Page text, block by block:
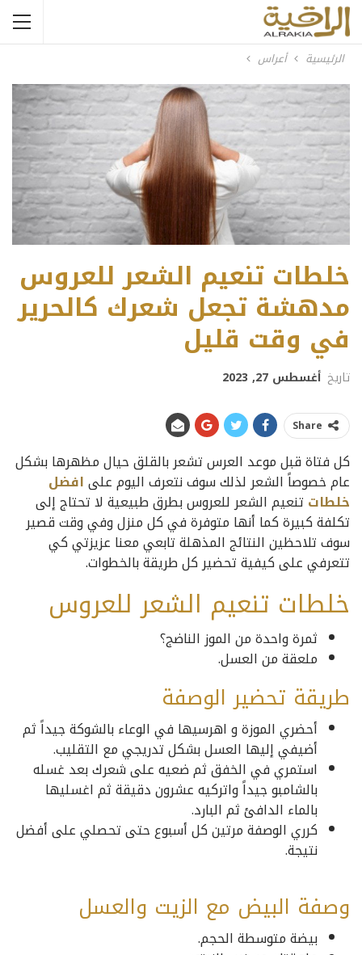
الرئيسية أعراس
خلطات تنعيم الشعر للعروس
مدهشة تجعل شعرك كالحرير
في وقت قليل
تاريخ أغسطس 27, 2023
Share
كل فتاة قبل موعد العرس تشعر بالقلق حيال مظهرها بشكل
عام خصوصاً الشعر لذلك سوف نتعرف اليوم علىافضل
خلطات تنعيم الشعر للعروس بطرق طبيعية لا تحتاج إلى
تكلفة كبيرة كما أنها متوفرة في كل منزل وفي وقت قصير
سوف تلاحظين النتائج المذهلة تابعي معنا عزيزتي كي
تتعرفي على كيفية تحضير كل طريقة بالخطوات.
خلطات تنعيم الشعر للعروس
ثمرة واحدة من الموز الناضج؟
ملعقة من العسل.
طريقة تحضير الوصفة
أحضري الموزة و اهرسيها في الوعاء بالشوكة جيداً ثم
أضيفي إليها العسل بشكل تدريجي مع التقليب.
استمري في الخفق ثم ضعيه على شعرك بعد غسله
بالشامبو جيداً واتركيه عشرون دقيقة ثم اغسليها
بالماء الدافئ ثم البارد.
كرري الوصفة مرتين كل أسبوع حتى تحصلي على أفضل
نتيجة.
وصفة البيض مع الزيت والعسل
بيضة متوسطة الحجم.